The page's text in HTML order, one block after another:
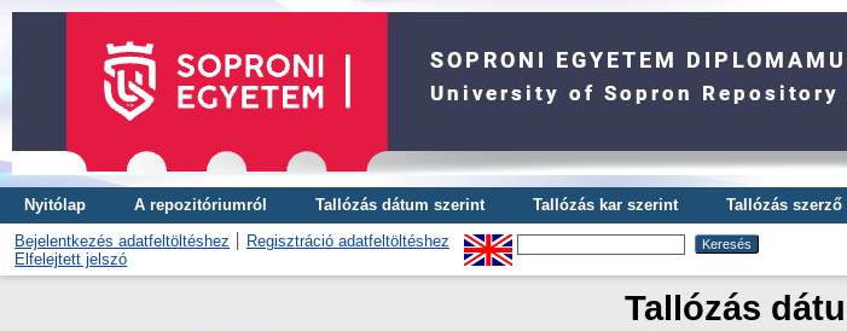
Nyitólap A repozitóriumról Tallózás dátum szerint Tallózás kar szerint Tallózás
Bejelentkezés adatfeltöltéshez
Regisztráció adatfeltöltéshez
Elfelejtett jelszó
Tallózás